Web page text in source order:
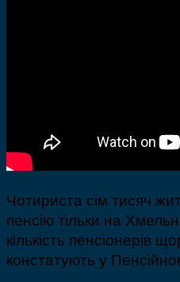
Чотириста сім тисяч
пенсію тільки на
кількість пенсіонерів
констатують у